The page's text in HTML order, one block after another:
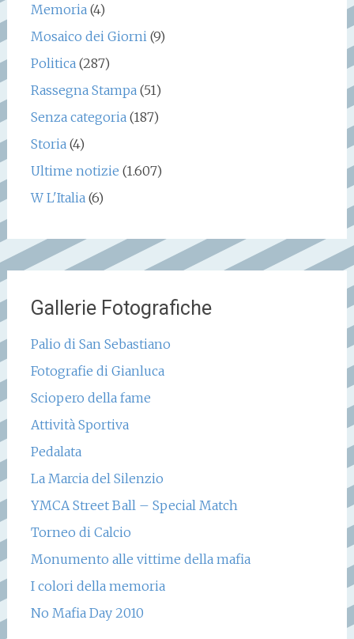
Memoria(4)
Mosaico dei Giorni(9)
Politica(287)
Rassegna Stampa(51)
Senza categoria(187)
Storia(4)
Ultime notizie (1.607)
W L'Italia(6)
Gallerie Fotografiche
Palio di San Sebastiano
Fotografie di Gianluca
Sciopero della fame
Attività Sportiva
Pedalata
La Marcia del Silenzio
YMCA Street Ball – Special Match
Torneo di Calcio
Monumento alle vittime della mafia
I colori della memoria
No Mafia Day 2010